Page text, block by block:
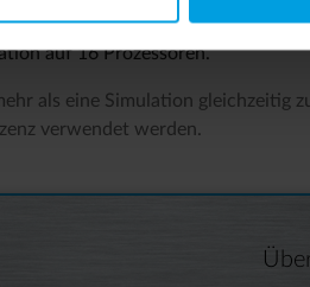
auf 16 Prozessoren.
als eine Simulation gleichzeitig
verwendet werden.